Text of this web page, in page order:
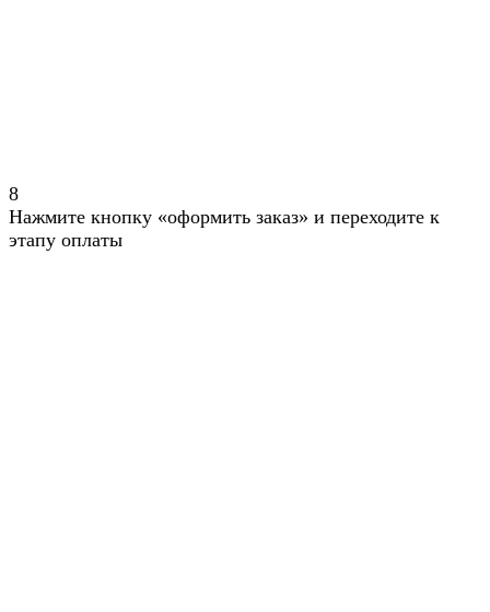
8
Нажмите кнопку «оформить заказ» и переходите к
этапу оплаты